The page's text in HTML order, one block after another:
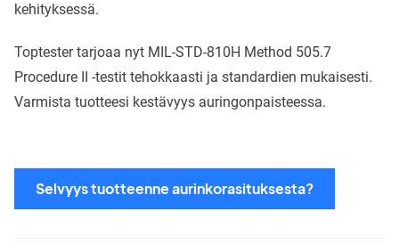
kehityksessä.
Toptester tarjoaa nyt MIL-STD-810H Method 505.7
Procedure II -testit tehokkaasti ja standardien mukaisesti.
Varmista tuotteesi kestävyys auringonpaisteessa.
Selvyys tuotteenne aurinkorasituksesta?